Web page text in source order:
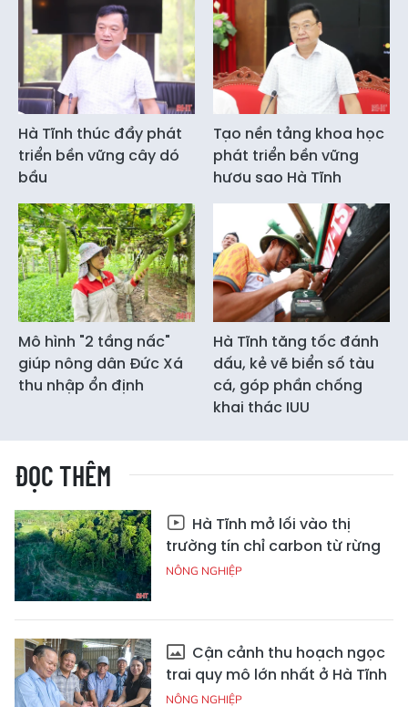
Hà Tĩnh thúc đẩy phát
triển bền vững cây dó
bầu
Tạo nền tảng khoa học
phát triển bền vững
hươu sao Hà Tĩnh
Mô hình "2 tầng nấc"
giúp nông dân Đức Xá
thu nhập ổn định
Hà Tĩnh tăng tốc đánh
dấu, kẻ vẽ biển số tàu
cá, góp phần chống
khai thác IUU
ĐỌC THÊM
Hà Tĩnh mở lối vào thị
trường tín chỉ carbon từ rừng
NÔNG NGHIỆP
Cận cảnh thu hoạch ngọc
trai quy mô lớn nhất ở Hà Tĩnh
NÔNG NGHIỆP